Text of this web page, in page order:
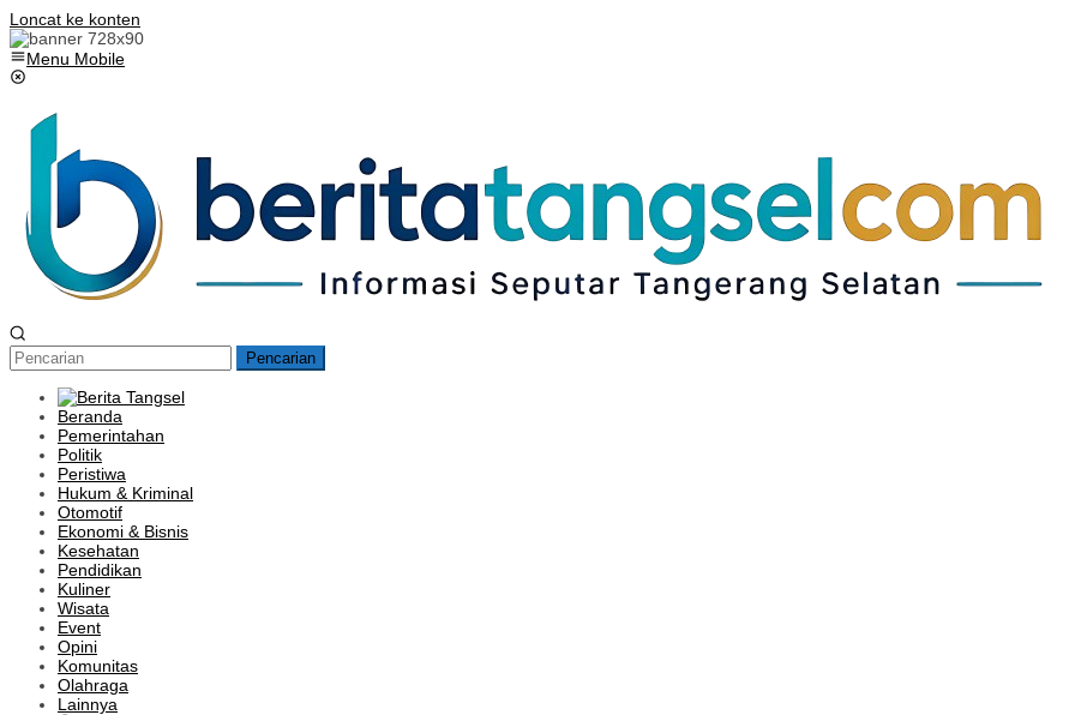
Loncat ke konten
Menu Mobile
Pencarian
Beranda
Pemerintahan
Politik
Peristiwa
Hukum & Kriminal
Otomotif
Ekonomi & Bisnis
Kesehatan
Pendidikan
Kuliner
Wisata
Event
Opini
Komunitas
Olahraga
Lainnya